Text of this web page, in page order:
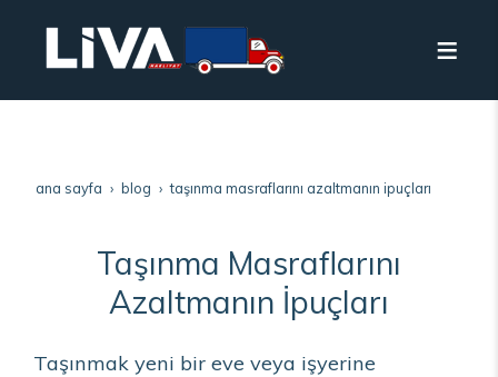
ana sayfa blog taşınma masraflarını azaltmanın i̇puçları
Taşınma Masraflarını
Azaltmanın İpuçları
Taşınmak yeni bir eve veya işyerine